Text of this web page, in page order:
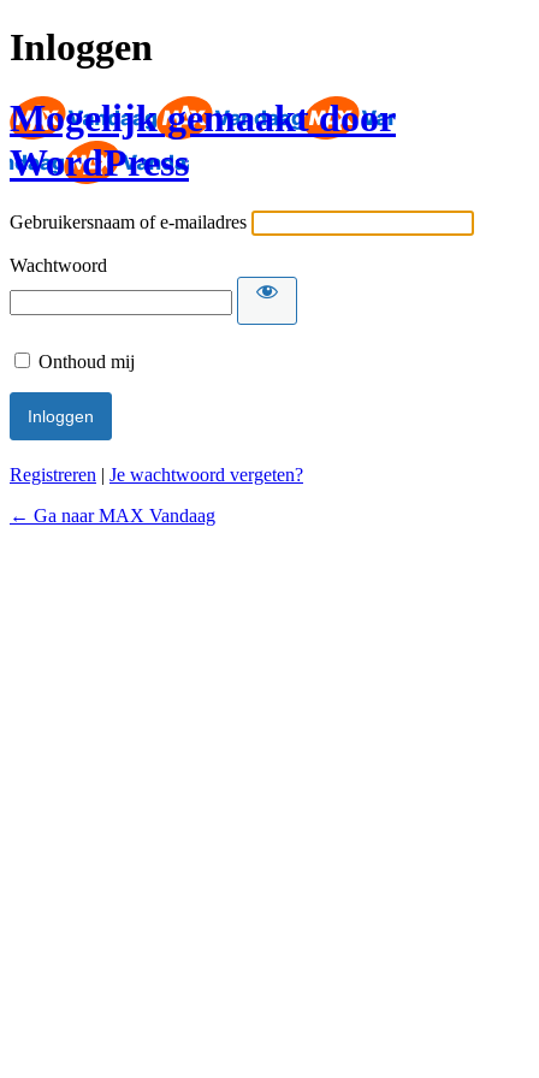
Inloggen
Mogelijk gemaakt door
WordPress
Gebruikersnaam of e-mailadres
Wachtwoord
Onthoud mij
Registreren | Je wachtwoord vergeten?
← Ga naar MAX Vandaag